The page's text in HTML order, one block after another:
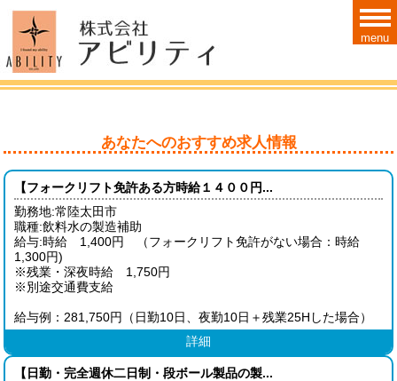
あなたへのおすすめ求人情報
【フォークリフト免許ある方時給１４００円...
勤務地:常陸太田市
職種:飲料水の製造補助
給与:時給 1,400円 （フォークリフト免許がない場合：時給
1,300円)
※残業・深夜時給 1,750円
※別途交通費支給
給与例：281,750円（日勤10日、夜勤10日＋残業25Hした場合）
詳細
【日勤・完全週休二日制・段ボール製品の製...
menu